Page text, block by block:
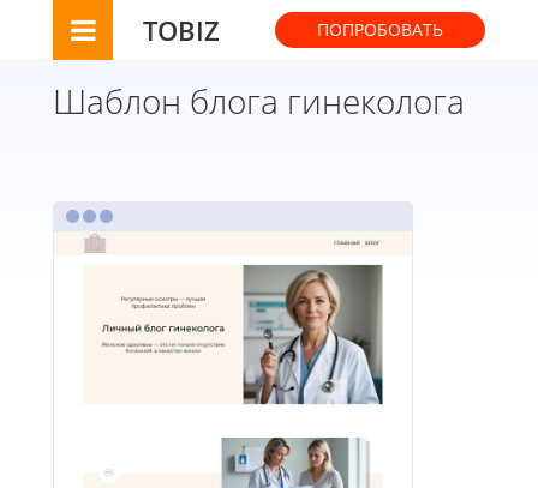
TOBIZ ПОПРОБОВАТЬ
Шаблон блога гинеколога